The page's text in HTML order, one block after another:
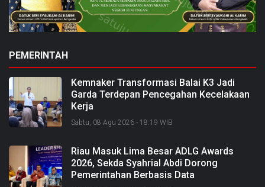
PEMERINTAH
Kemnaker Transformasi Balai K3 Jadi
Garda Terdepan Pencegahan Kecelakaan
Kerja
Sabtu, 08 Agu 2026 - 18:19 WIB
Riau Masuk Lima Besar ADLG Awards
2026, Sekda Syahrial Abdi Dorong
Pemerintahan Berbasis Data